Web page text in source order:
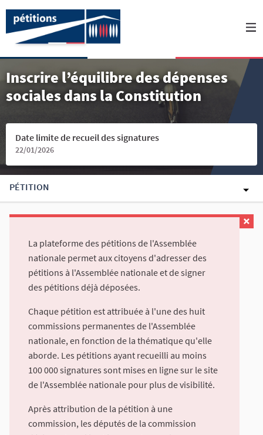
Inscrire l’équilibre des dépenses
sociales dans la Constitution
Date limite de recueil des signatures
22/01/2026
PÉTITION
La plateforme des pétitions de l'Assemblée
nationale permet aux citoyens d'adresser des
pétitions à l'Assemblée nationale et de signer
des pétitions déjà déposées.
Chaque pétition est attribuée à l'une des huit
commissions permanentes de l'Assemblée
nationale, en fonction de la thématique qu'elle
aborde. Les pétitions ayant recueilli au moins
100 000 signatures sont mises en ligne sur le site
de l'Assemblée nationale pour plus de visibilité.
Après attribution de la pétition à une
commission, les députés de la commission